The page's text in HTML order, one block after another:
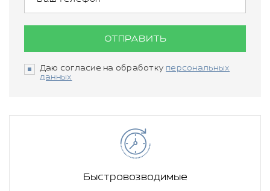
ОТПРАВИТЬ
Даю согласие на обработку персональных
данных
Быстровозводимые